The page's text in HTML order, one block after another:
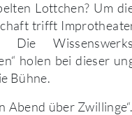
Lottchen? Um
trifft
Die
holen bei dieser
Bühne.
Abend über